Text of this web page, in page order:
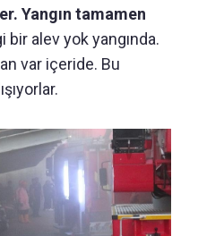
Yangın tamamen
bir alev yok yangında.
var içeride. Bu